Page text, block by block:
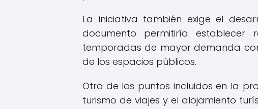
La iniciativa también exige el
documento permitiría establecer
temporadas de mayor demanda
de los espacios públicos.
Otro de los puntos incluidos en la
turismo de viajes y el alojamiento